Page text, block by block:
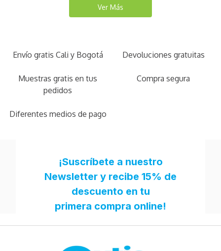
Envío gratis Cali y Bogotá Devoluciones gratuitas
Muestras gratis en tus
pedidos
Compra segura
Diferentes medios de pago